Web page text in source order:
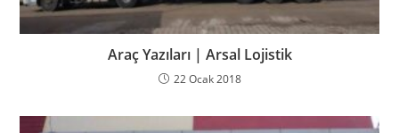
Araç Yazıları | Arsal Lojistik
22 Ocak 2018